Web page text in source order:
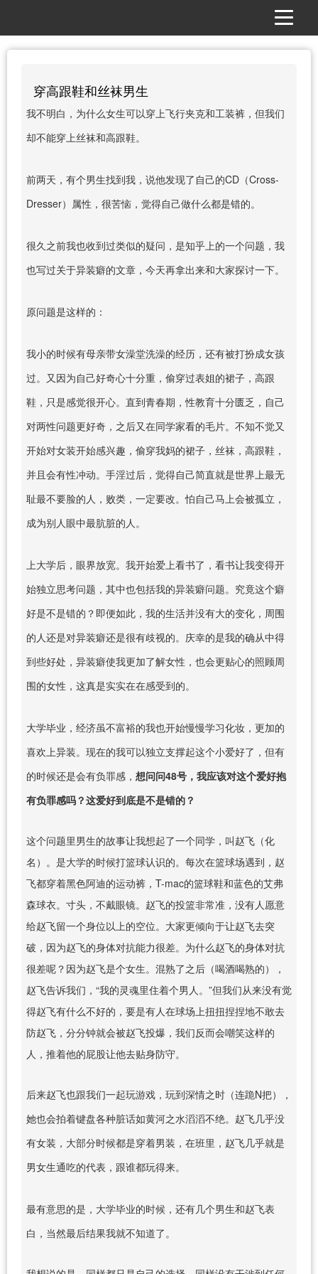
穿高跟鞋和丝袜男生
我不明白，为什么女生可以穿上飞行夹克和工装裤，但我们
却不能穿上丝袜和高跟鞋。
前两天，有个男生找到我，说他发现了自己的CD（Cross-
Dresser）属性，很苦恼，觉得自己做什么都是错的。
很久之前我也收到过类似的疑问，是知乎上的一个问题，我
也写过关于异装癖的文章，今天再拿出来和大家探讨一下。
原问题是这样的：
我小的时候有母亲带女澡堂洗澡的经历，还有被打扮成女孩
过。又因为自己好奇心十分重，偷穿过表姐的裙子，高跟
鞋，只是感觉很开心。直到青春期，性教育十分匮乏，自己
对两性问题更好奇，之后又在同学家看的毛片。不知不觉又
开始对女装开始感兴趣，偷穿我妈的裙子，丝袜，高跟鞋，
并且会有性冲动。手淫过后，觉得自己简直就是世界上最无
耻最不要脸的人，败类，一定要改。怕自己马上会被孤立，
成为别人眼中最肮脏的人。
上大学后，眼界放宽。我开始爱上看书了，看书让我变得开
始独立思考问题，其中也包括我的异装癖问题。究竟这个癖
好是不是错的？即便如此，我的生活并没有大的变化，周围
的人还是对异装癖还是很有歧视的。庆幸的是我的确从中得
到些好处，异装癖使我更加了解女性，也会更贴心的照顾周
围的女性，这真是实实在在感受到的。
大学毕业，经济虽不富裕的我也开始慢慢学习化妆，更加的
喜欢上异装。现在的我可以独立支撑起这个小爱好了，但有
的时候还是会有负罪感， 想问问48号，我应该对这个爱好抱
有负罪感吗？这爱好到底是不是错的？
这个问题里男生的故事让我想起了一个同学，叫赵飞（化
名）。是大学的时候打篮球认识的。每次在篮球场遇到，赵
飞都穿着黑色阿迪的运动裤，T-mac的篮球鞋和蓝色的艾弗
森球衣。寸头，不戴眼镜。赵飞的投篮非常准，没有人愿意
给赵飞留一个身位以上的空位。大家更倾向于让赵飞去突
破，因为赵飞的身体对抗能力很差。为什么赵飞的身体对抗
很差呢？因为赵飞是个女生。混熟了之后（喝酒喝熟的），
赵飞告诉我们，“我的灵魂里住着个男人。”但我们从来没有觉
得赵飞有什么不好的，要是有人在球场上扭扭捏捏地不敢去
防赵飞，分分钟就会被赵飞投爆，我们反而会嘲笑这样的
人，推着他的屁股让他去贴身防守。
后来赵飞也跟我们一起玩游戏，玩到深情之时（连跪N把），
她也会拍着键盘各种脏话如黄河之水滔滔不绝。赵飞几乎没
有女装，大部分时候都是穿着男装，在班里，赵飞几乎就是
男女生通吃的代表，跟谁都玩得来。
最有意思的是，大学毕业的时候，还有几个男生和赵飞表
白，当然最后结果我就不知道了。